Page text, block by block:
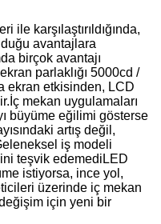
karşılaştırıldığında,
avantajlara
birçok avantajı
parlaklığı 5000cd /
ekran etkisinden, LCD
mekan uygulamaları
büyüme eğilimi gösterse
artış değil,
iş modeli
teşvik edemediLED
istiyorsa, ince yol,
üzerinde iç mekan
için yeni bir